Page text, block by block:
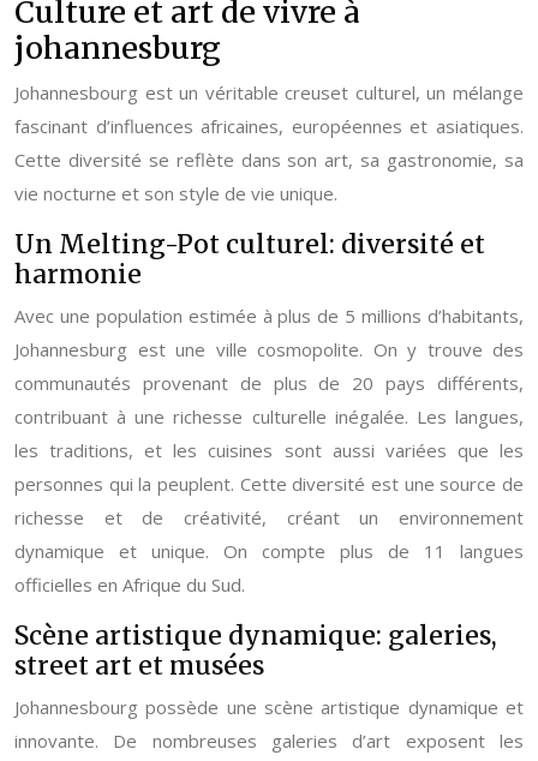
Culture et art de vivre à
johannesburg
Johannesbourg est un véritable creuset culturel, un mélange
fascinant d’influences africaines, européennes et asiatiques.
Cette diversité se reflète dans son art, sa gastronomie, sa
vie nocturne et son style de vie unique.
Un Melting-Pot culturel: diversité et
harmonie
Avec une population estimée à plus de 5 millions d’habitants,
Johannesburg est une ville cosmopolite. On y trouve des
communautés provenant de plus de 20 pays différents,
contribuant à une richesse culturelle inégalée. Les langues,
les traditions, et les cuisines sont aussi variées que les
personnes qui la peuplent. Cette diversité est une source de
richesse et de créativité, créant un environnement
dynamique et unique. On compte plus de 11 langues
officielles en Afrique du Sud.
Scène artistique dynamique: galeries,
street art et musées
Johannesbourg possède une scène artistique dynamique et
innovante. De nombreuses galeries d’art exposent les